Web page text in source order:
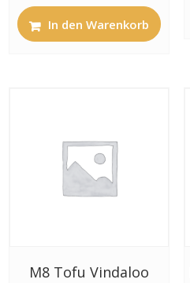
In den Warenkorb
M8 Tofu Vindaloo